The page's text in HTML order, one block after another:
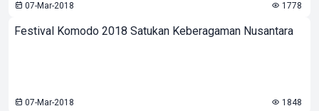
07-Mar-2018 1778
Festival Komodo 2018 Satukan Keberagaman Nusantara
07-Mar-2018 1848